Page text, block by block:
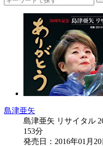
島津亜矢
島津亜矢 リサイタル
153分
発売日：2016年01月20